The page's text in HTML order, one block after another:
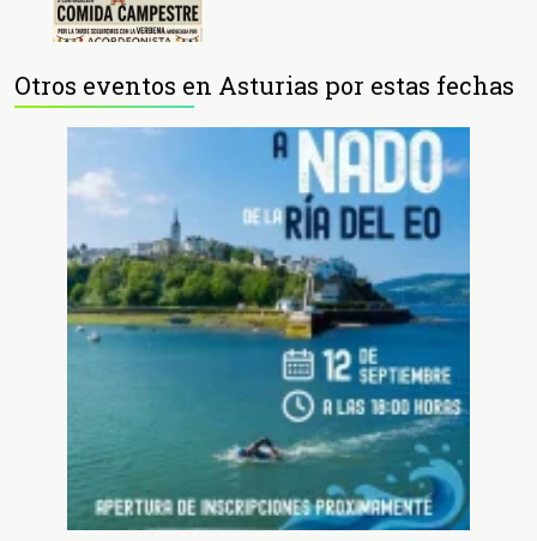
Otros eventos en Asturias por estas fechas